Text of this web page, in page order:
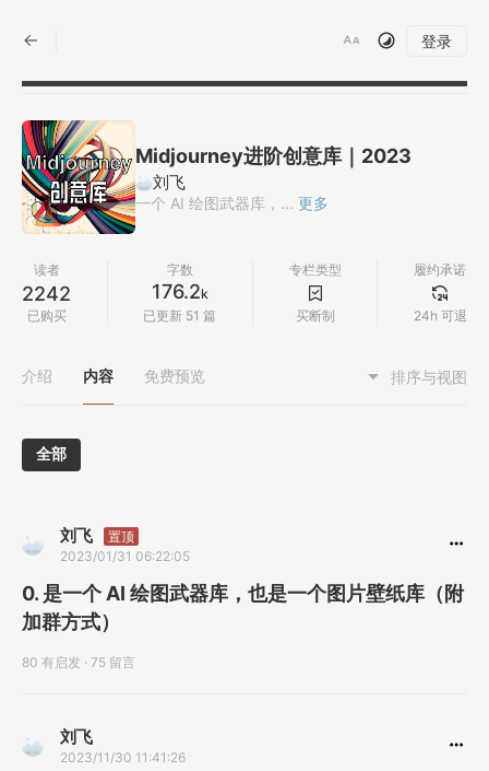
登录
Midjourney进阶创意库｜2023
刘飞
一个 AI 绘图武器库，... 更多
读者
2242
已购买
字数
176.2k
已更新 51 篇
专栏类型
买断制
履约承诺
24h 可退
介绍 内容 免费预览 排序与视图
全部
刘飞
置顶
2023/01/31 06:22:05
0. 是一个 AI 绘图武器库，也是一个图片壁纸库（附
加群方式）
80 有启发 · 75 留言
刘飞
2023/11/30 11:41:26